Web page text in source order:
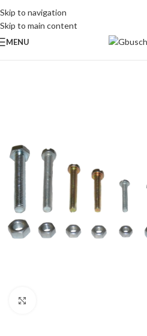
Skip to navigation
Skip to main content
MENU